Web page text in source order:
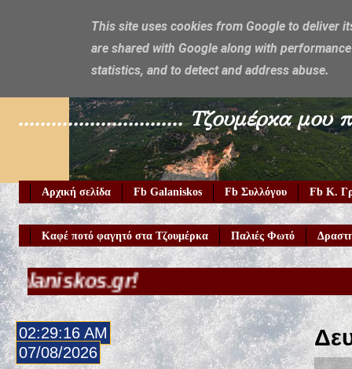
Galaniskos
.............................. Τζουμέρκα μου
Αρχική σελίδα Fb Galaniskos Fb Συλλόγου Fb Κ.
Καφέ ποτό φαγητό στα Τζουμέρκα Παλιές Φωτό
02:29:17 AM
07/08/2026
This site uses cookies from Google to deliver
are shared with Google along with
statistics, and to detect and address abuse.